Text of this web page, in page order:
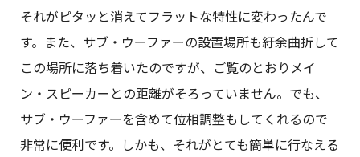
それがピタッと消えてフラットな特性に変わったんで
す。また、サブ・ウーファーの設置場所も紆余曲折して
この場所に落ち着いたのですが、ご覧のとおりメイ
ン・スピーカーとの距離がそろっていません。でも、
サブ・ウーファーを含めて位相調整もしてくれるので
非常に便利です。しかも、それがとても簡単に行なえる